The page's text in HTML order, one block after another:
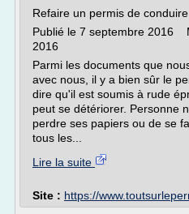
Refaire un permis de conduire
Publié le 7 septembre 2016
2016
Parmi les documents que
avec nous, il y a bien sûr le
dire qu'il est soumis à rude
peut se détériorer. Personne
perdre ses papiers ou de se
tous les...
Lire la suite
Site : https://